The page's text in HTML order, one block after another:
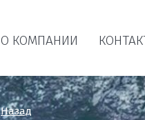
О КОМПАНИИ
Назад